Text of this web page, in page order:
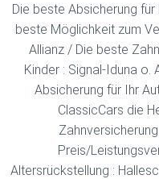
Die beste Absicherung für
beste Möglichkeit zum
Allianz / Die beste
Kinder : Signal-Iduna o.
Absicherung für Ihr
ClassicCars die
Preis/
Altersrückstellung :
Ort